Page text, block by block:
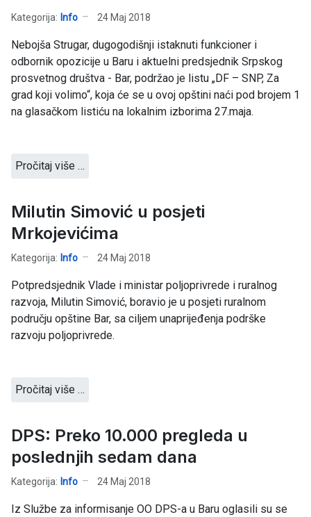
Kategorija: Info 24 Maj 2018
Nebojša Strugar, dugogodišnji istaknuti funkcioner i
odbornik opozicije u Baru i aktuelni predsjednik Srpskog
prosvetnog društva - Bar, podržao je listu „DF – SNP, Za
grad koji volimo“, koja će se u ovoj opštini naći pod brojem 1
na glasačkom listiću na lokalnim izborima 27.maja.
Pročitaj više …
Milutin Simović u posjeti
Mrkojevićima
Kategorija: Info 24 Maj 2018
Potpredsjednik Vlade i ministar poljoprivrede i ruralnog
razvoja, Milutin Simović, boravio je u posjeti ruralnom
području opštine Bar, sa ciljem unaprijeđenja podrške
razvoju poljoprivrede.
Pročitaj više …
DPS: Preko 10.000 pregleda u
poslednjih sedam dana
Kategorija: Info 24 Maj 2018
Iz Službe za informisanje OO DPS-a u Baru oglasili su se